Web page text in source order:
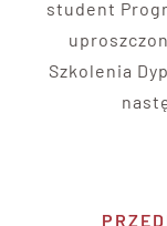
student
Szkolenia